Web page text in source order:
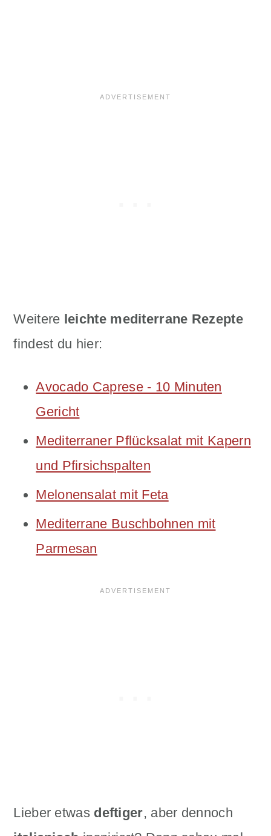
Weitere leichte mediterrane Rezepte
findest du hier:
Avocado Caprese - 10 Minuten
Gericht
Mediterraner Pflücksalat mit Kapern
und Pfirsichspalten
Melonensalat mit Feta
Mediterrane Buschbohnen mit
Parmesan
Lieber etwas deftiger, aber dennoch